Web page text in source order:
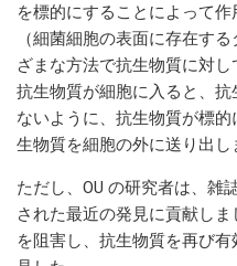
を標的にすることによって
（細菌細胞の表面に存在す
ざまな方法で抗生物質に対し
抗生物質が細胞に入ると、
ないように、抗生物質が標
生物質を細胞の外に送り出し
ただし、OU の研究者は、雑
された最近の発見に貢献し
を阻害し、抗生物質を再び